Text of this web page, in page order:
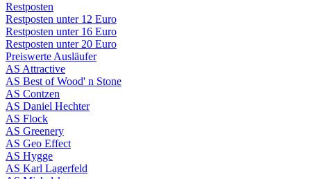
Restposten
Restposten unter 12 Euro
Restposten unter 16 Euro
Restposten unter 20 Euro
Preiswerte Ausläufer
AS Attractive
AS Best of Wood' n Stone
AS Contzen
AS Daniel Hechter
AS Flock
AS Greenery
AS Geo Effect
AS Hygge
AS Karl Lagerfeld